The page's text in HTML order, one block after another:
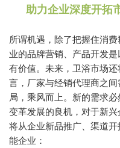
助力企业深度开拓
所谓机遇，除了把握住消
业的品牌营销、产品开发
有价值。未来，卫浴市场
言，厂家与经销代理商之
局，乘风而上。新的需求
变革发展的良机，对于新
将从企业新品推广、渠道
能企业：